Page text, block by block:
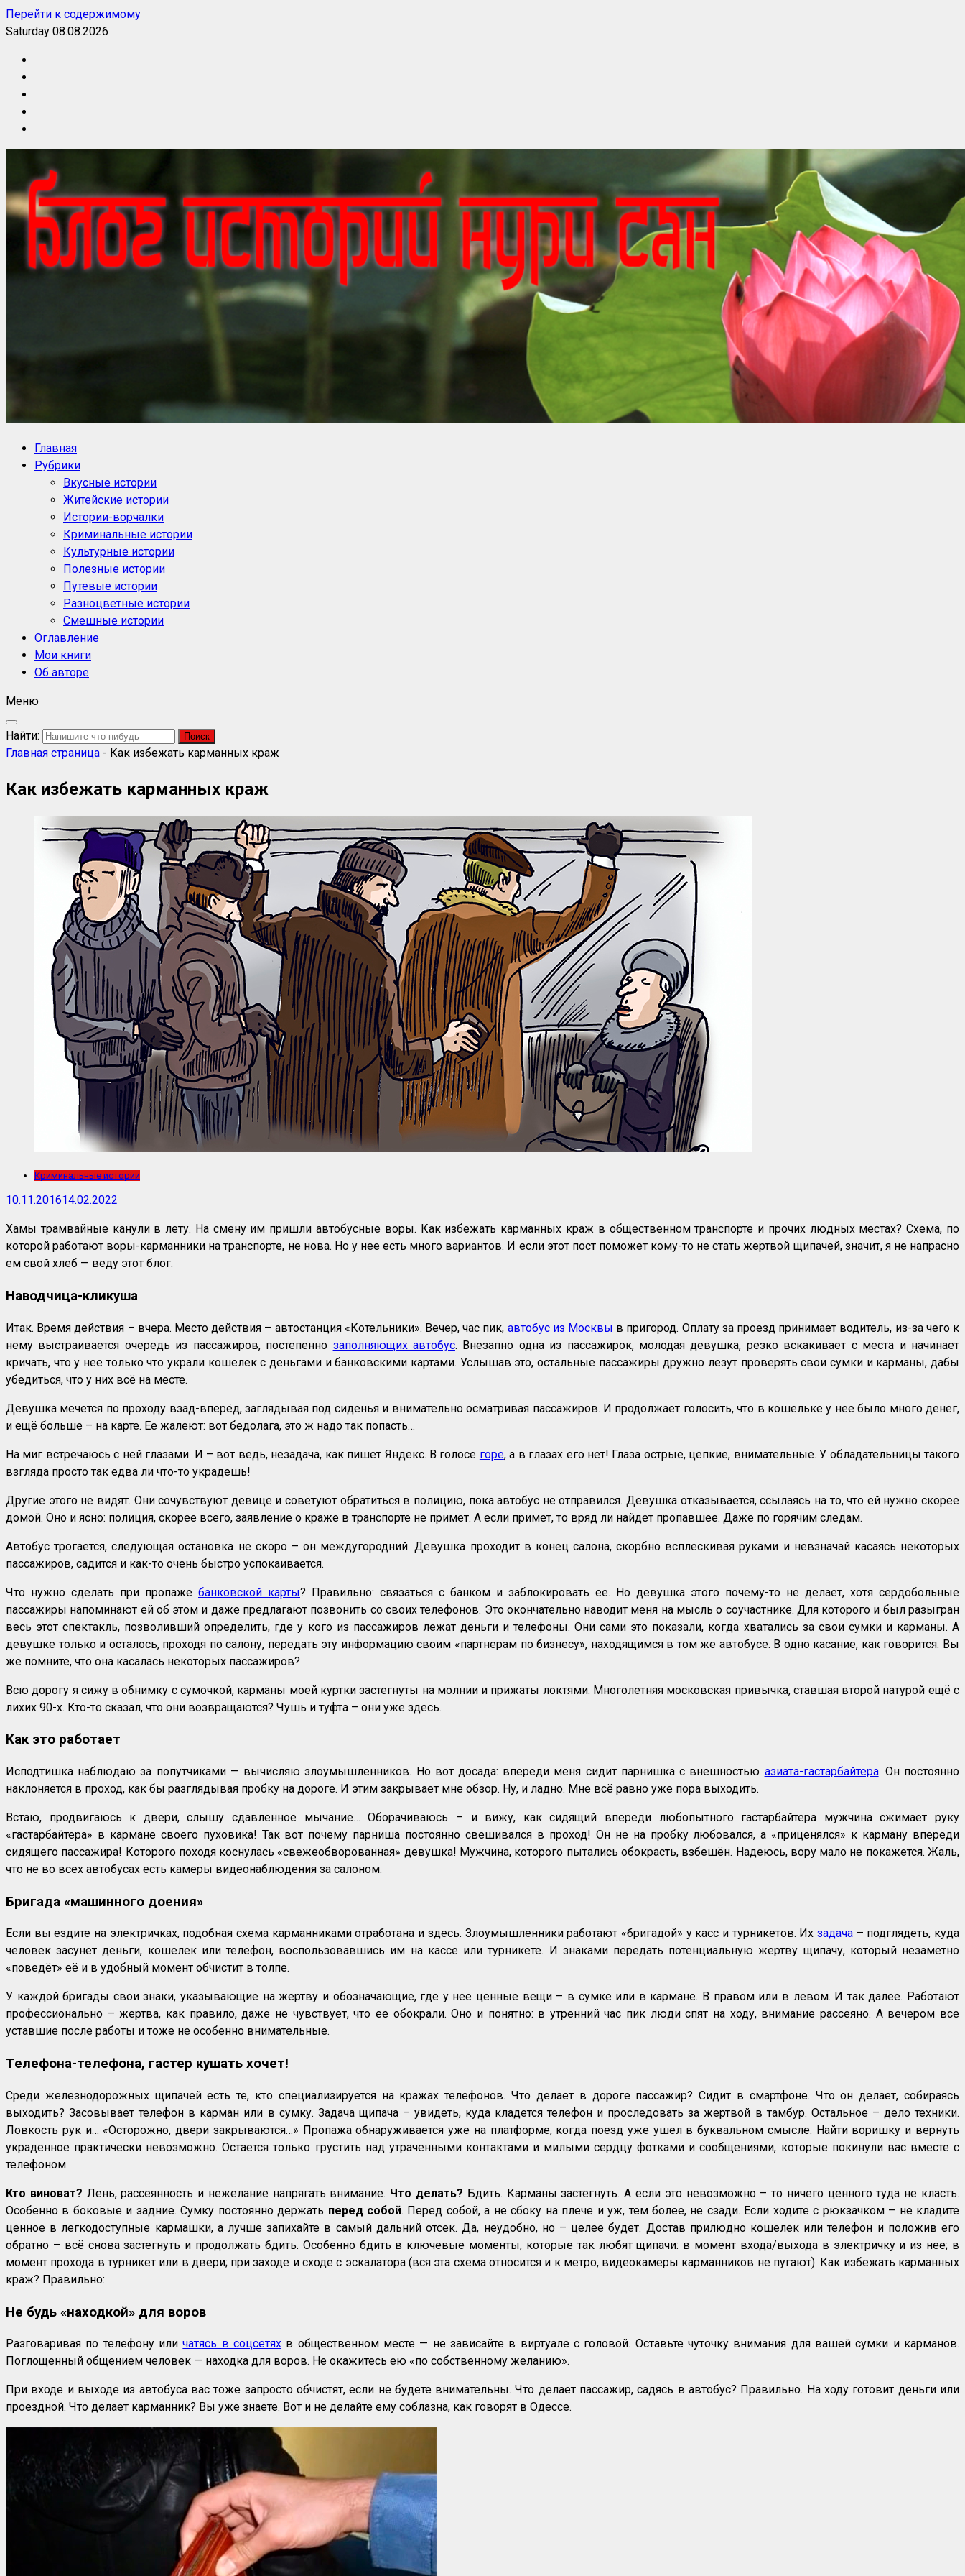
Перейти к содержимому
Saturday 08.08.2026
Блог историй NoorySan
Главная
Рубрики
Вкусные истории
Житейские истории
Истории-ворчалки
Криминальные истории
Культурные истории
Полезные истории
Путевые истории
Разноцветные истории
Смешные истории
Оглавление
Мои книги
Об авторе
Меню
Найти:
Главная страница - Как избежать карманных краж
Как избежать карманных краж
Криминальные истории
10.11.201614.02.2022
Хамы трамвайные канули в лету. На смену им пришли автобусные воры. Как избежать карманных краж в общественном транспорте и прочих людных местах? Схема, по
которой работают воры-карманники на транспорте, не нова. Но у нее есть много вариантов. И если этот пост поможет кому-то не стать жертвой щипачей, значит, я не напрасно
ем свой хлеб — веду этот блог.
Наводчица-кликуша
Итак. Время действия – вчера. Место действия – автостанция «Котельники». Вечер, час пик, автобус из Москвы в пригород. Оплату за проезд принимает водитель, из-за чего к
нему выстраивается очередь из пассажиров, постепенно заполняющих автобус. Внезапно одна из пассажирок, молодая девушка, резко вскакивает с места и начинает
кричать, что у нее только что украли кошелек с деньгами и банковскими картами. Услышав это, остальные пассажиры дружно лезут проверять свои сумки и карманы, дабы
убедиться, что у них всё на месте.
Девушка мечется по проходу взад-вперёд, заглядывая под сиденья и внимательно осматривая пассажиров. И продолжает голосить, что в кошельке у нее было много денег,
и ещё больше – на карте. Ее жалеют: вот бедолага, это ж надо так попасть…
На миг встречаюсь с ней глазами. И – вот ведь, незадача, как пишет Яндекс. В голосе горе, а в глазах его нет! Глаза острые, цепкие, внимательные. У обладательницы такого
взгляда просто так едва ли что-то украдешь!
Другие этого не видят. Они сочувствуют девице и советуют обратиться в полицию, пока автобус не отправился. Девушка отказывается, ссылаясь на то, что ей нужно скорее
домой. Оно и ясно: полиция, скорее всего, заявление о краже в транспорте не примет. А если примет, то вряд ли найдет пропавшее. Даже по горячим следам.
Автобус трогается, следующая остановка не скоро – он междугородний. Девушка проходит в конец салона, скорбно всплескивая руками и невзначай касаясь некоторых
пассажиров, садится и как-то очень быстро успокаивается.
Что нужно сделать при пропаже банковской карты? Правильно: связаться с банком и заблокировать ее. Но девушка этого почему-то не делает, хотя сердобольные
пассажиры напоминают ей об этом и даже предлагают позвонить со своих телефонов. Это окончательно наводит меня на мысль о соучастнике. Для которого и был разыгран
весь этот спектакль, позволивший определить, где у кого из пассажиров лежат деньги и телефоны. Они сами это показали, когда хватались за свои сумки и карманы. А
девушке только и осталось, проходя по салону, передать эту информацию своим «партнерам по бизнесу», находящимся в том же автобусе. В одно касание, как говорится. Вы
же помните, что она касалась некоторых пассажиров?
Всю дорогу я сижу в обнимку с сумочкой, карманы моей куртки застегнуты на молнии и прижаты локтями. Многолетняя московская привычка, ставшая второй натурой ещё с
лихих 90-х. Кто-то сказал, что они возвращаются? Чушь и туфта – они уже здесь.
Как это работает
Исподтишка наблюдаю за попутчиками — вычисляю злоумышленников. Но вот досада: впереди меня сидит парнишка с внешностью азиата-гастарбайтера. Он постоянно
наклоняется в проход, как бы разглядывая пробку на дороге. И этим закрывает мне обзор. Ну, и ладно. Мне всё равно уже пора выходить.
Встаю, продвигаюсь к двери, слышу сдавленное мычание… Оборачиваюсь – и вижу, как сидящий впереди любопытного гастарбайтера мужчина сжимает руку
«гастарбайтера» в кармане своего пуховика! Так вот почему парниша постоянно свешивался в проход! Он не на пробку любовался, а «приценялся» к карману впереди
сидящего пассажира! Которого походя коснулась «свежеобворованная» девушка! Мужчина, которого пытались обокрасть, взбешён. Надеюсь, вору мало не покажется. Жаль,
что не во всех автобусах есть камеры видеонаблюдения за салоном.
Бригада «машинного доения»
Если вы ездите на электричках, подобная схема карманниками отработана и здесь. Злоумышленники работают «бригадой» у касс и турникетов. Их задача– подглядеть, куда
человек засунет деньги, кошелек или телефон, воспользовавшись им на кассе или турникете. И знаками передать потенциальную жертву щипачу, который незаметно
«поведёт» её и в удобный момент обчистит в толпе.
У каждой бригады свои знаки, указывающие на жертву и обозначающие, где у неё ценные вещи – в сумке или в кармане. В правом или в левом. И так далее. Работают
профессионально – жертва, как правило, даже не чувствует, что ее обокрали. Оно и понятно: в утренний час пик люди спят на ходу, внимание рассеяно. А вечером все
уставшие после работы и тоже не особенно внимательные.
Телефона-телефона, гастер кушать хочет!
Среди железнодорожных щипачей есть те, кто специализируется на кражах телефонов. Что делает в дороге пассажир? Сидит в смартфоне. Что он делает, собираясь
выходить? Засовывает телефон в карман или в сумку. Задача щипача – увидеть, куда кладется телефон и проследовать за жертвой в тамбур. Остальное – дело техники.
Ловкость рук и… «Осторожно, двери закрываются…» Пропажа обнаруживается уже на платформе, когда поезд уже ушел в буквальном смысле. Найти воришку и вернуть
украденное практически невозможно. Остается только грустить над утраченными контактами и милыми сердцу фотками и сообщениями, которые покинули вас вместе с
телефоном.
Кто виноват? Лень, рассеянность и нежелание напрягать внимание. Что делать? Бдить. Карманы застегнуть. А если это невозможно – то ничего ценного туда не класть.
Особенно в боковые и задние. Сумку постоянно держать перед собой. Перед собой, а не сбоку на плече и уж, тем более, не сзади. Если ходите с рюкзачком – не кладите
ценное в легкодоступные кармашки, а лучше запихайте в самый дальний отсек. Да, неудобно, но – целее будет. Достав прилюдно кошелек или телефон и положив его
обратно – всё снова застегнуть и продолжать бдить. Особенно бдить в ключевые моменты, которые так любят щипачи: в момент входа/выхода в электричку и из нее; в
момент прохода в турникет или в двери; при заходе и сходе с эскалатора (вся эта схема относится и к метро, видеокамеры карманников не пугают). Как избежать карманных
краж? Правильно:
Не будь «находкой» для воров
Разговаривая по телефону иличатясь в соцсетях в общественном месте — не зависайте в виртуале с головой. Оставьте чуточку внимания для вашей сумки и карманов.
Поглощенный общением человек — находка для воров. Не окажитесь ею «по собственному желанию».
При входе и выходе из автобуса вас тоже запросто обчистят, если не будете внимательны. Что делает пассажир, садясь в автобус? Правильно. На ходу готовит деньги или
проездной. Что делает карманник? Вы уже знаете. Вот и не делайте ему соблазна, как говорят в Одессе.